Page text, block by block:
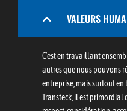
VALEURS
C’est en travaillant
autres que nous pouvons
entreprise, mais surtout en
Transteck, il est primordial